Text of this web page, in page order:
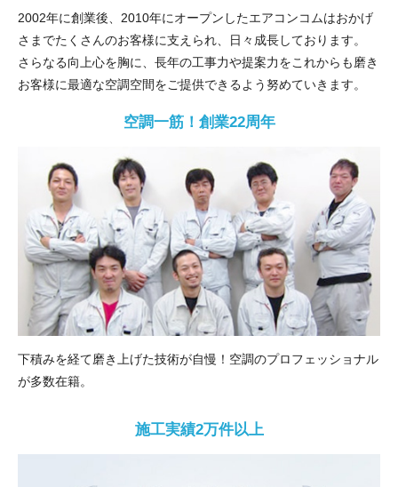
2002年に創業後、2010年にオープンしたエアコンコムはおかげ
さまでたくさんのお客様に支えられ、日々成長しております。
さらなる向上心を胸に、長年の工事力や提案力をこれからも磨き
お客様に最適な空調空間をご提供できるよう努めていきます。
空調一筋！創業22周年
下積みを経て磨き上げた技術が自慢！空調のプロフェッショナル
が多数在籍。
施工実績2万件以上